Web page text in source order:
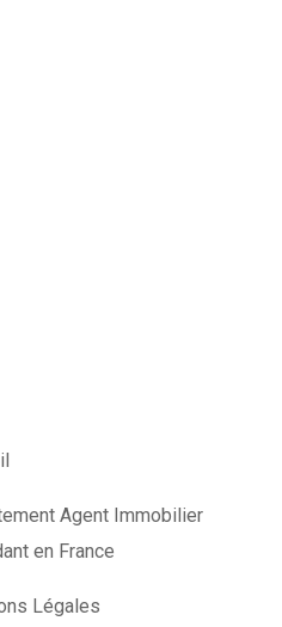
Agent Immobilier
en France
Légales